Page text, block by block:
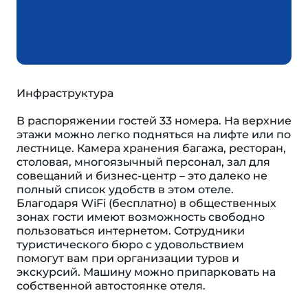
Инфраструктура
В распоряжении гостей 33 номера. На верхние
этажи можно легко подняться на лифте или по
лестнице. Камера хранения багажа, ресторан,
столовая, многоязычный персонал, зал для
совещаний и бизнес-центр – это далеко не
полный список удобств в этом отеле.
Благодаря WiFi (бесплатно) в общественных
зонах гости имеют возможность свободно
пользоваться интернетом. Сотрудники
туристического бюро с удовольствием
помогут вам при организации туров и
экскурсий. Машину можно припарковать на
собственной автостоянке отеля.